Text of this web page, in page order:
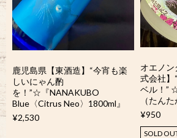
鹿児島県【東酒造】“今宵も楽
しいにゃん酌
を！”☆『NANAKUBO
Blue〈Citrus Neo〉1800ml』
¥2,530
オエノ
式会社】
ベル！”
（たん
¥950
SOLD